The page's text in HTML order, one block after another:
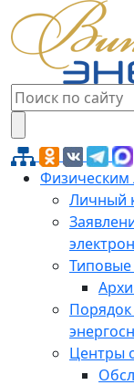
Физическим
Личный
Центры